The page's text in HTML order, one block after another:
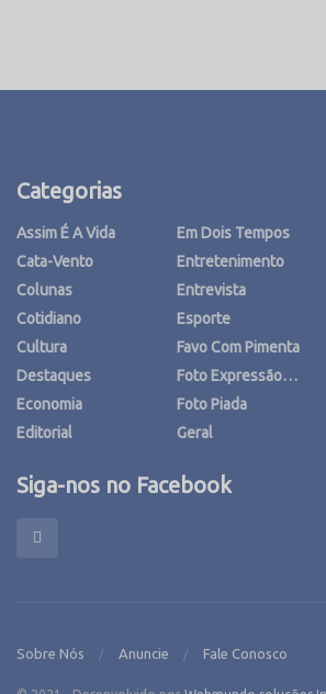
Categorias
Assim É A Vida
Cata-Vento
Colunas
Cotidiano
Cultura
Destaques
Economia
Editorial
Em Dois Tempos
Entretenimento
Entrevista
Esporte
Favo Com Pimenta
Foto Expressão…
Foto Piada
Geral
Siga-nos no Facebook
Sobre Nós Anuncie Fale Conosco